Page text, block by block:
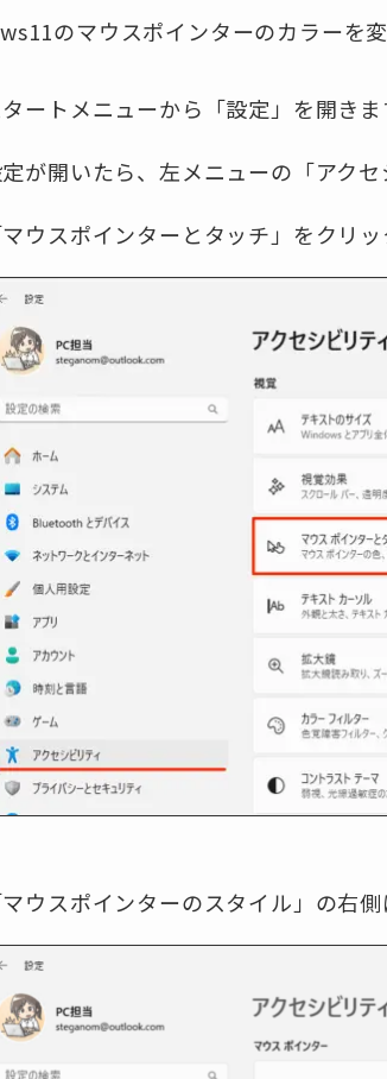
のマウスポインターのカラーを
タートメニューから「設定」を開きま
が開いたら、左メニューの「アクセ
マウスポインターとタッチ」をクリッ
マウスポインターのスタイル」の右